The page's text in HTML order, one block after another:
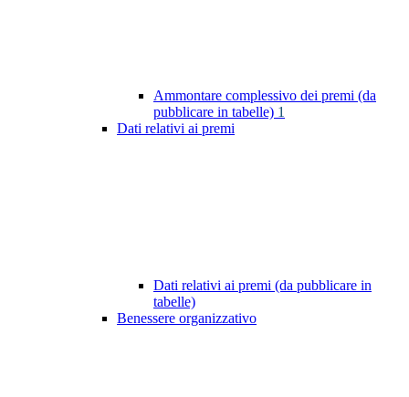
Ammontare complessivo dei premi (da
pubblicare in tabelle) 1
Dati relativi ai premi
Dati relativi ai premi (da pubblicare in
tabelle)
Benessere organizzativo